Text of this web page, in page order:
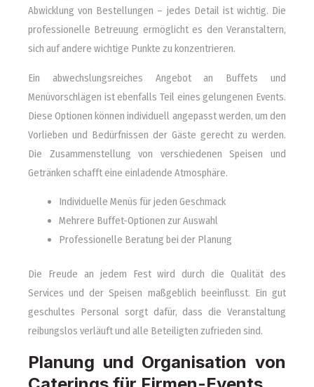
Abwicklung von Bestellungen – jedes Detail ist wichtig. Die
professionelle Betreuung ermöglicht es den Veranstaltern,
sich auf andere wichtige Punkte zu konzentrieren.
Ein abwechslungsreiches Angebot an Buffets und
Menüvorschlägen ist ebenfalls Teil eines gelungenen Events.
Diese Optionen können individuell angepasst werden, um den
Vorlieben und Bedürfnissen der Gäste gerecht zu werden.
Die Zusammenstellung von verschiedenen Speisen und
Getränken schafft eine einladende Atmosphäre.
Individuelle Menüs für jeden Geschmack
Mehrere Buffet-Optionen zur Auswahl
Professionelle Beratung bei der Planung
Die Freude an jedem Fest wird durch die Qualität des
Services und der Speisen maßgeblich beeinflusst. Ein gut
geschultes Personal sorgt dafür, dass die Veranstaltung
reibungslos verläuft und alle Beteiligten zufrieden sind.
Planung und Organisation von